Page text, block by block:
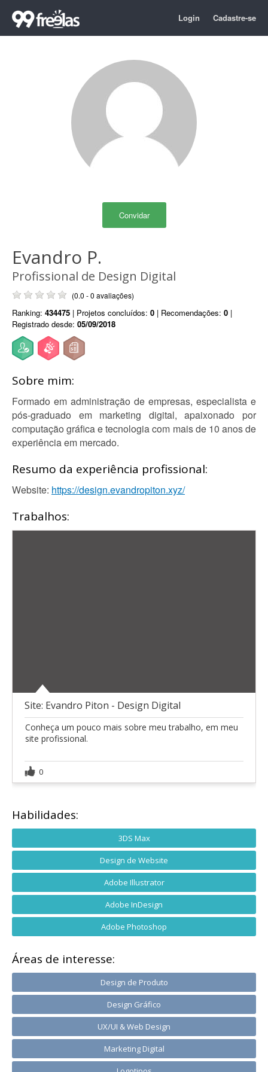
Login Cadastre-se
Convidar
Evandro P.
Profissional de Design Digital
(0.0 - 0 avaliações)
Ranking: 434475 | Projetos concluídos: 0 | Recomendações: 0 |
Registrado desde: 05/09/2018
Sobre mim:
Formado em administração de empresas, especialista e
pós-graduado em marketing digital, apaixonado por
computação gráfica e tecnologia com mais de 10 anos de
experiência em mercado.
Resumo da experiência profissional:
Website: https://design.evandropiton.xyz/
Trabalhos:
Site: Evandro Piton - Design Digital
Conheça um pouco mais sobre meu trabalho, em meu
site profissional.
0
Habilidades:
3DS Max
Design de Website
Adobe Illustrator
Adobe InDesign
Adobe Photoshop
Áreas de interesse:
Design de Produto
Design Gráfico
UX/UI & Web Design
Marketing Digital